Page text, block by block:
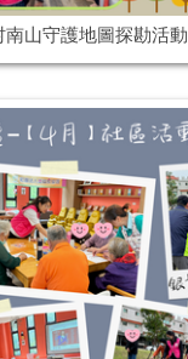
山守護地圖探勘活動